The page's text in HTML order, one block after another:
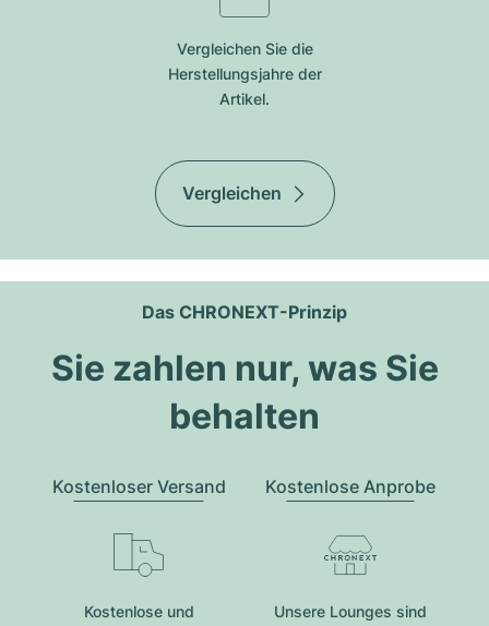
Vergleichen Sie die
Herstellungsjahre der
Artikel.
Vergleichen
Das CHRONEXT-Prinzip
Sie zahlen nur, was Sie
behalten
Kostenloser Versand
Kostenlose und
Kostenlose Anprobe
Unsere Lounges sind